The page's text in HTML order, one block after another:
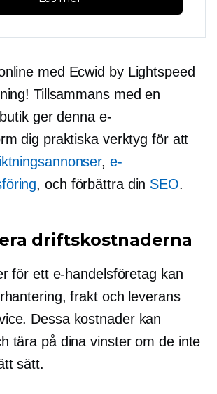
med Ecwid by Lightspeed
Tillsammans med en
ger denna e-
dig praktiska verktyg för att
, e-
, och förbättra din SEO.
driftskostnaderna
för ett e-handelsföretag kan
frakt och leverans
Dessa kostnader kan
tära på dina vinster om de inte
sätt.